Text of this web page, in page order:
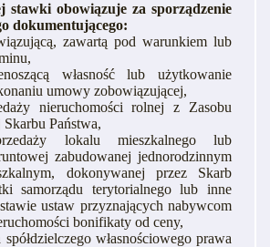
stawki obowiązuje za sporządzenie
dokumentującego:
zawartą pod warunkiem lub
własność lub użytkowanie
umowy zobowiązującej,
nieruchomości rolnej z Zasobu
Państwa,
lokalu mieszkalnego lub
zabudowanej jednorodzinnym
dokonywanej przez Skarb
samorządu terytorialnego lub inne
ustaw przyznających nabywcom
bonifikaty od ceny,
własnościowego prawa